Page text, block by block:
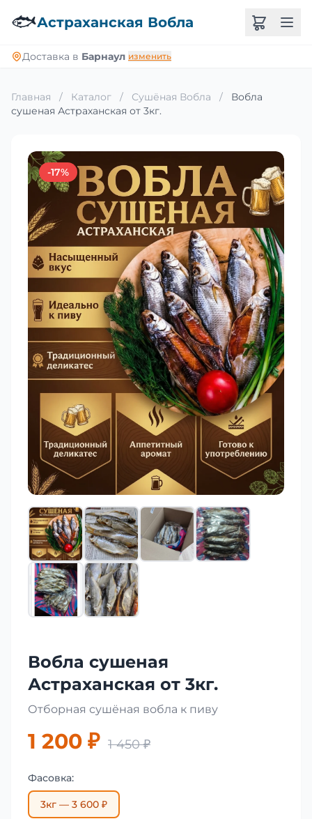
🐟Астраханская Вобла
Доставка в Барнаул изменить
Главная / Каталог / Сушёная Вобла /
Вобла
сушеная Астраханская от 3кг.
-17%
Вобла сушеная
Астраханская от 3кг.
Отборная сушёная вобла к пиву
1 200 ₽ 1 450 ₽
Фасовка:
3кг — 3 600 ₽